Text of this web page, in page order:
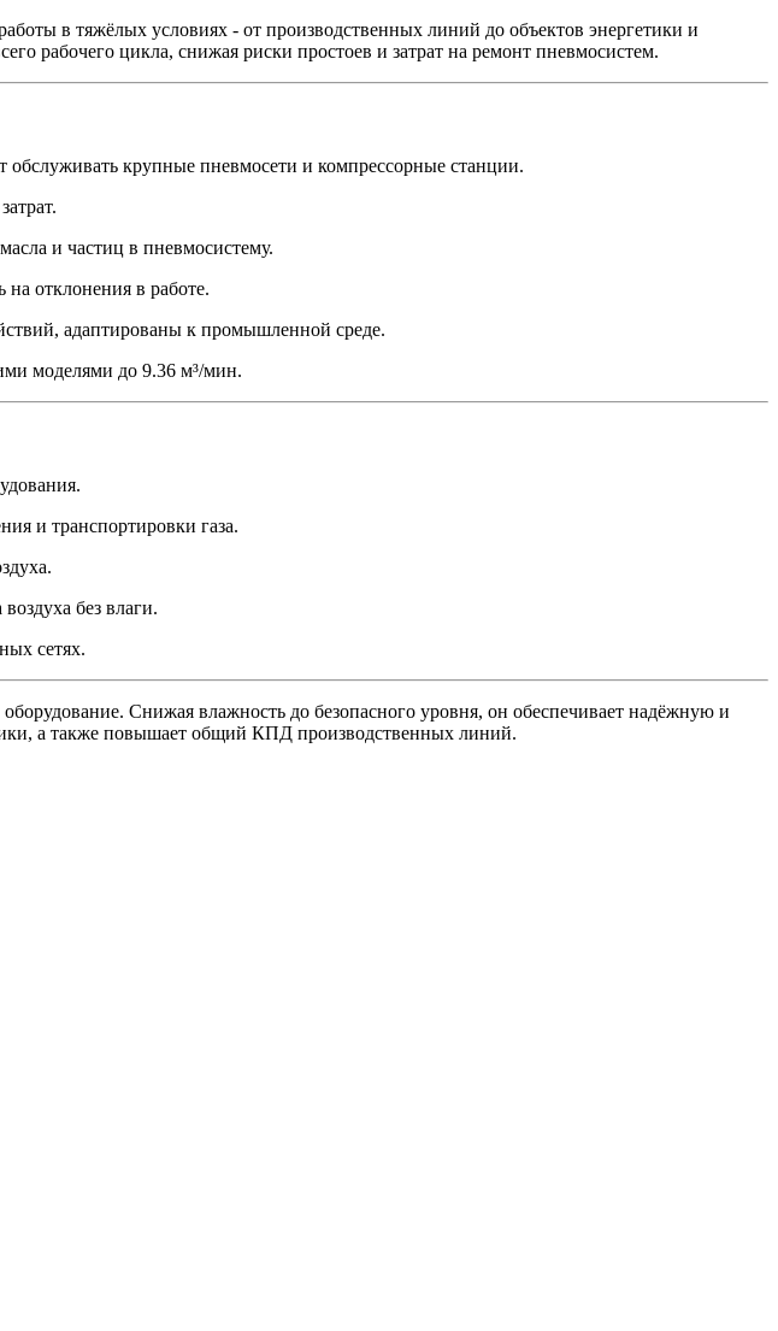
в тяжёлых условиях - от производственных линий до объектов энергетики и
рабочего цикла, снижая риски простоев и затрат на ремонт пневмосистем.
обслуживать крупные пневмосети и компрессорные станции.
и частиц в пневмосистему.
на отклонения в работе.
адаптированы к промышленной среде.
моделями до 9.36 м³/мин.
и транспортировки газа.
без влаги.
сетях.
Снижая влажность до безопасного уровня, он обеспечивает надёжную и
а также повышает общий КПД производственных линий.